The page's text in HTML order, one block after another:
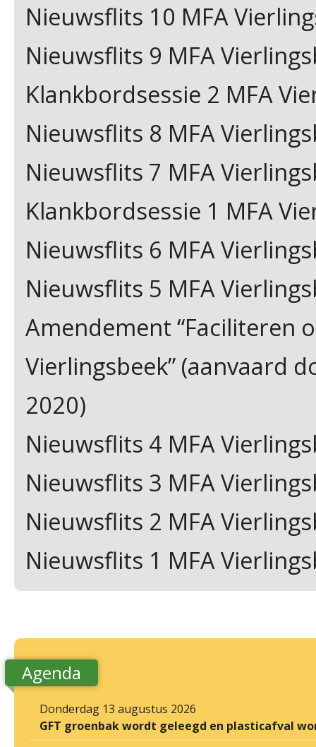
Nieuwsflits 10 MFA
Nieuwsflits 9 MFA
Klankbordsessie 2 MFA
Nieuwsflits 8 MFA
Nieuwsflits 7 MFA
Klankbordsessie 1 MFA
Nieuwsflits 6 MFA
Nieuwsflits 5 MFA
Amendement “Faciliteren
Vierlingsbeek” (aanvaard
2020)
Nieuwsflits 4 MFA
Nieuwsflits 3 MFA
Nieuwsflits 2 MFA
Nieuwsflits 1 MFA
Agenda
Donderdag 13 augustus 2026
GFT groenbak wordt geleegd en plasticafval